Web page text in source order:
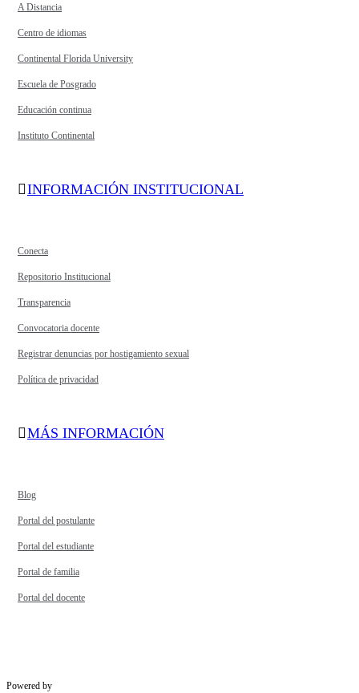
A Distancia
Centro de idiomas
Continental Florida University
Escuela de Posgrado
Educación continua
Instituto Continental
INFORMACIÓN INSTITUCIONAL
Conecta
Repositorio Institucional
Transparencia
Convocatoria docente
Registrar denuncias por hostigamiento sexual
Política de privacidad
MÁS INFORMACIÓN
Blog
Portal del postulante
Portal del estudiante
Portal de familia
Portal del docente
Powered by